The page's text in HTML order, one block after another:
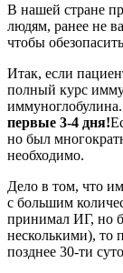
В нашей стране
людям, ранее не
чтобы
Итак, если
полный курс
иммуноглобулина.
первые 3-4 дня!
но был
необходимо.
Дело в том, что
с большим
принимал ИГ, но
несколькими), то
позднее 30-ти